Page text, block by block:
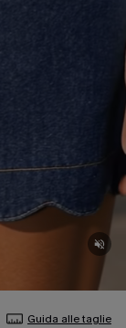
Guida alle taglie